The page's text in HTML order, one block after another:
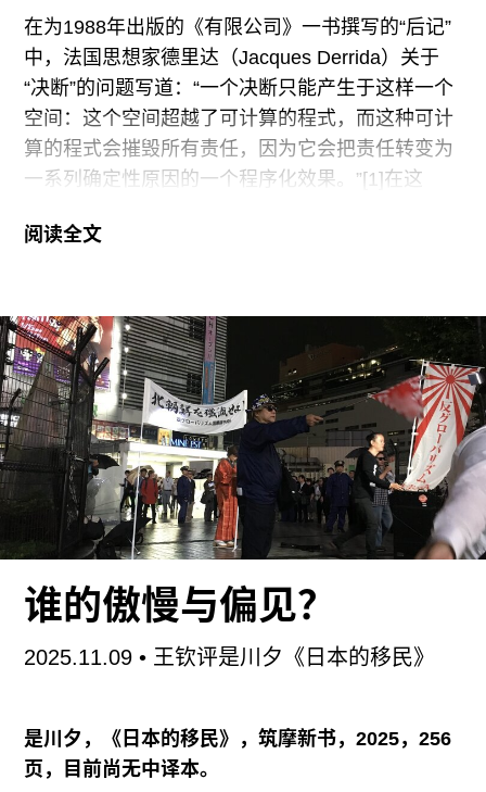
属于“对立宪主义的露骨挑战”（第30页）的做法，
却往往打着“民选政府”的旗号通行无阻，仿佛只要
选举过程符合民主主义的程序正义，那么执政党就
可以修改或颁布任何符合其利益的法令。
对于这一局面，国分一方面努力区分“民主主义”和
后者的重心始
在为1988年出版的《有限公司》一书撰写的“后记”
中，法国思想家德里达（Jacques Derrida）关于
“决断”的问题写道：“一个决断只能产生于这样一个
空间：这个空间超越了可计算的程式，而这种可计
算的程式会摧毁所有责任，因为它会把责任转变为
一系列确定性原因的一个程序化效果。”[1]在这
法律意义的决断，为了能够被称为真正的、负责任
它就不是一个决断，而是一个机械程式，一个与责
任无关的必然结果。这便是“决断”的难题或绝境：
每个“决断”都必须是对于具体的、独特的情境的回
应，必须是不可重复、不可模仿、独一无二的行
动，否则便成了机械计算或推演；但与此同时，每
个“决断”又必须能够和所谓的政治事物的一般性
（generality）、和具有普遍性的政治话语和伦理话
语形成对应，否则便无异于一个无法被理解的疯狂
享着相似的难题结构，因为“文学”同样是处在独特
阅读全文
谁的傲慢与偏见？
2025.11.09• 王钦评是川夕《日本的移民》
是川夕，《日本的移民》，筑摩新书，2025，256
页，目前尚无中译本。